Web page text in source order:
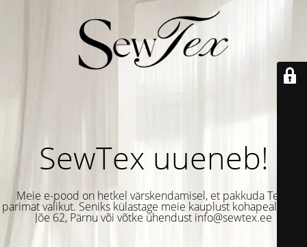
SewTex uueneb!
Meie e-pood on hetkel värskendamisel, et pakkuda Teile
parimat valikut. Seniks külastage meie kauplust kohapeal Suur-
Jõe 62, Pärnu või võtke ühendust info@sewtex.ee